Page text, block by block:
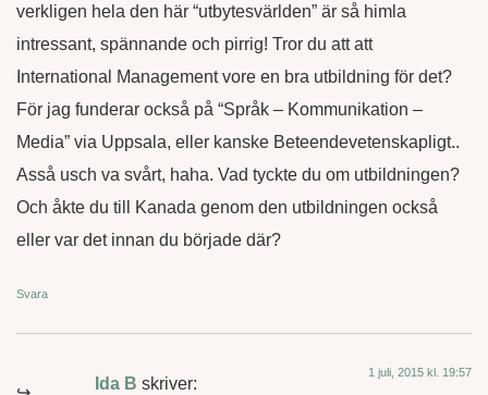
verkligen hela den här “utbytesvärlden” är så himla
intressant, spännande och pirrig! Tror du att att
International Management vore en bra utbildning för det?
För jag funderar också på “Språk – Kommunikation –
Media” via Uppsala, eller kanske Beteendevetenskapligt..
Asså usch va svårt, haha. Vad tyckte du om utbildningen?
Och åkte du till Kanada genom den utbildningen också
eller var det innan du började där?
Svara
Ida B skriver:
1 juli, 2015 kl. 19:57